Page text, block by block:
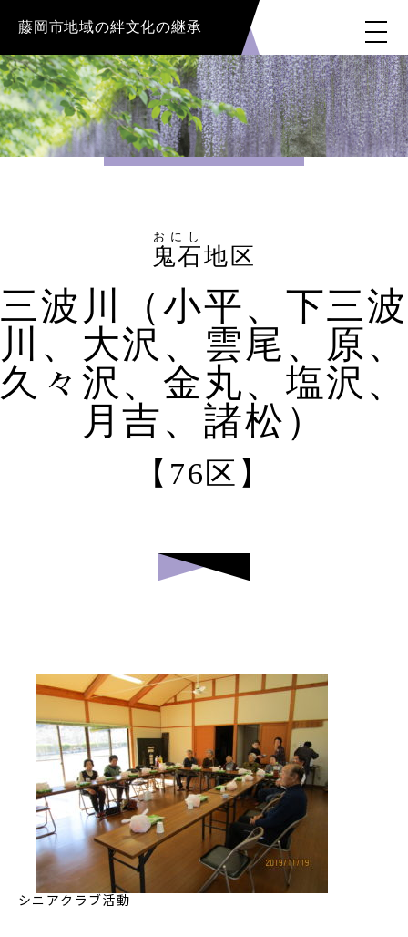
藤岡市地域の絆文化の継承
鬼石
おにし
地区
三波川（小平、下三波
川、大沢、雲尾、原、
久々沢、金丸、塩沢、
月吉、諸松）
【76区】
シニアクラブ活動